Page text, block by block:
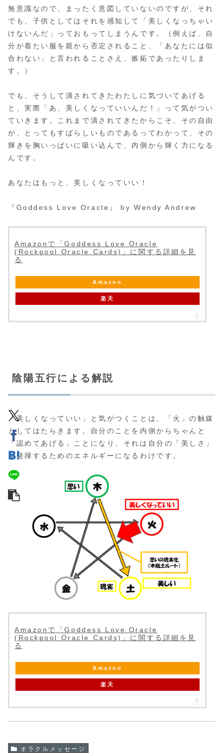
無意識なので、まったく意図していないのですが、それ
でも、子供としてはそれを感知して「美しくなっちゃい
けないんだ」っておもってしまうんです。（例えば、自
分が着たい服を親から否定されること、「あなたには似
合わない」と言われることさえ、嫉妬であったりしま
す。）
でも、そうして潰されてきたわたしに気づいてあげる
と、実際「あ、美しくなっていいんだ！」って気がつい
ていきます。これまで潰されてきたからこそ、その自由
が、とってもすばらしいものであるってわかって、その
輝きを胸いっぱいに吸い込んで、内側から輝く力になる
んです。
あなたはもっと、美しくなっていい！
『Goddess Love Oracle』 by Wendy Andrew
Amazonで「Goddess Love Oracle
(Rockpool Oracle Cards)」に関する詳細を見
る
Amazon
楽天
陰陽五行による解説
「美しくなっていい」と気がつくことは、「火」の触媒
としてはたらきます。自分のことを内側からちゃんと
「認めてあげる」ことになり、それは自分の「美しさ」
を発揮するためのエネルギーになるわけです。
Amazonで「Goddess Love Oracle
(Rockpool Oracle Cards)」に関する詳細を見
る
Amazon
楽天
オラクルメッセージ